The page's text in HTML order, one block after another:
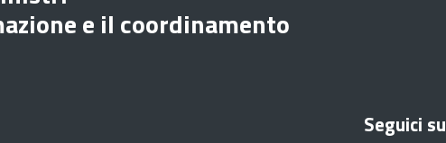
e il coordinamento
Seguici su